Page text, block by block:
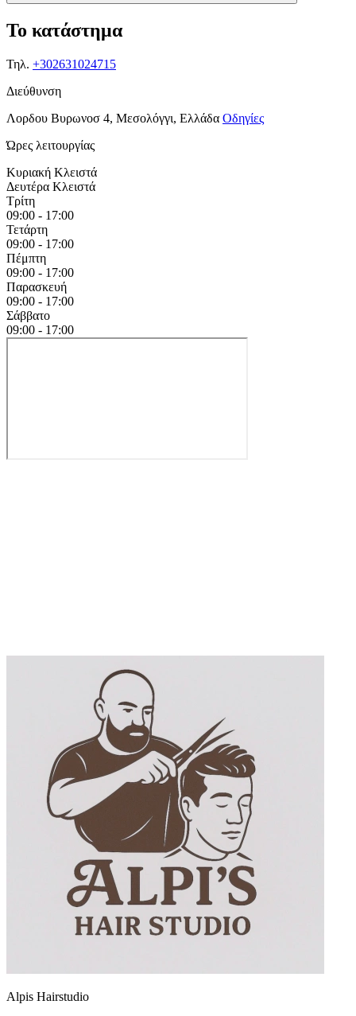
Το κατάστημα
Τηλ. +302631024715
Διεύθυνση
Λορδου Βυρωνοσ 4, Μεσολόγγι, Ελλάδα Οδηγίες
Ώρες λειτουργίας
Κυριακή Κλειστά
Δευτέρα Κλειστά
Τρίτη
09:00 - 17:00
Τετάρτη
09:00 - 17:00
Πέμπτη
09:00 - 17:00
Παρασκευή
09:00 - 17:00
Σάββατο
09:00 - 17:00
Alpis Hairstudio